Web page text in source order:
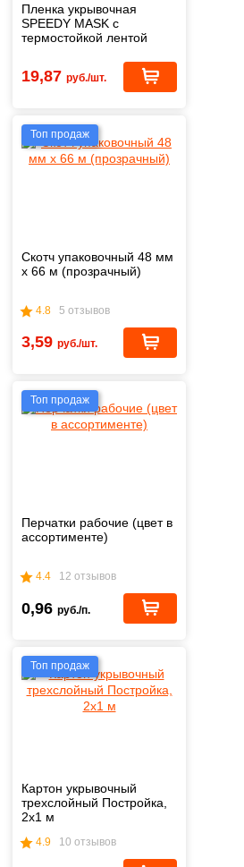
Пленка укрывочная
SPEEDY MASK с
термостойкой лентой
19,87 руб./шт.
Топ продаж
Скотч упаковочный 48 мм
х 66 м (прозрачный)
4.8 5 отзывов
3,59 руб./шт.
Топ продаж
Перчатки рабочие (цвет в
ассортименте)
4.4 12 отзывов
0,96 руб./п.
Топ продаж
Картон укрывочный
трехслойный Постройка,
2х1 м
4.9 10 отзывов